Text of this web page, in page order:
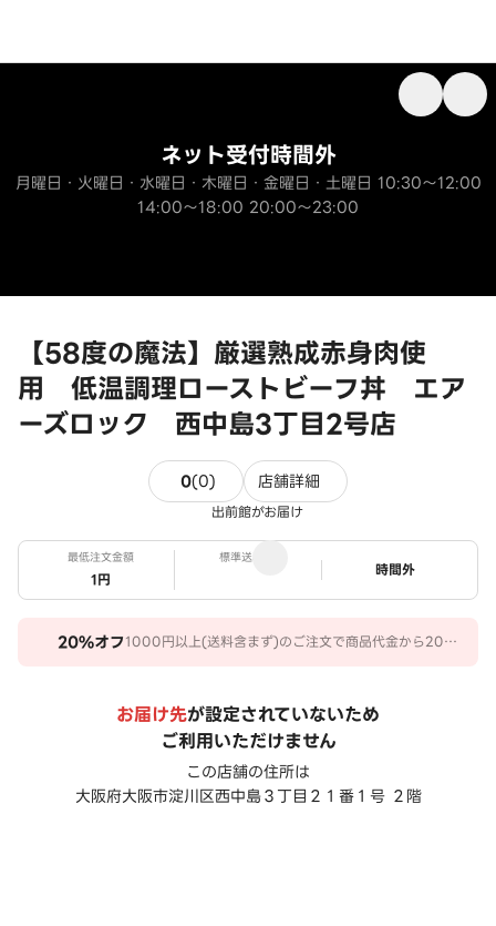
【58度の魔法】厳選熟成赤身肉使
用 低温調理ローストビーフ丼 エア
ーズロック 西中島3丁目2号店
ネット受付時間外
月曜日・火曜日・水曜日・木曜日・金曜日・土曜日 10:30～12:00
14:00～18:00 20:00～23:00
0(0) 0件のレビュー
店舗詳細
出前館がお届け
最低注文金額
1円
標準送料
ステータス
時間外
20%オフ1000円以上(送料含まず)のご注文で商品代金から20％
お届け先が設定されていないため
ご利用いただけません
この店舗の住所は
大阪府大阪市淀川区西中島３丁目２１番１号 ２階